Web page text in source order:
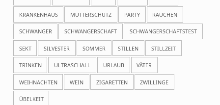
KRANKENHAUS MUTTERSCHUTZ PARTY RAUCHEN
SCHWANGER SCHWANGERSCHAFT SCHWANGERSCHAFTSTEST
SEKT SILVESTER SOMMER STILLEN STILLZEIT
TRINKEN ULTRASCHALL URLAUB VÄTER
WEIHNACHTEN WEIN ZIGARETTEN ZWILLINGE
ÜBELKEIT